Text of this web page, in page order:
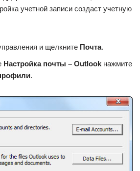
учетной записи создаст учетную
и щелкните Почта.
Настройка почты – Outlook нажмите
.